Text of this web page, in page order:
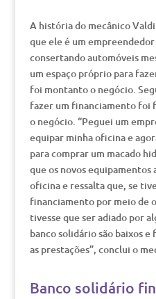
A história do mecânico
que ele é um
consertando automóveis
um espaço próprio para
foi montanto o negócio.
fazer um financiamento foi
o negócio. “Peguei um
equipar minha oficina e
para comprar um macado
que os novos equipamentos
oficina e ressalta que, se
financiamento por meio de
tivesse que ser adiado por
banco solidário são baixos
as prestações”, conclui o
Banco solidário